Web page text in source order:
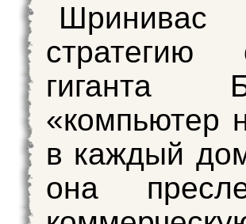
стратегию
гиганта
«компьютер
в каждый
она